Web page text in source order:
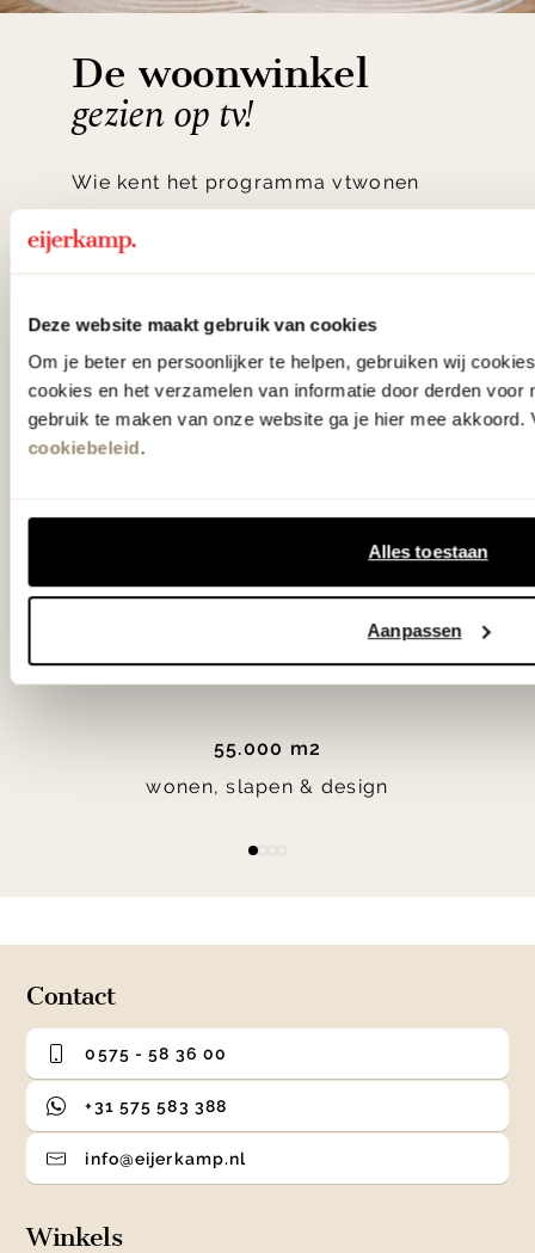
Deze website maakt gebruik van cookies
Om je beter en persoonlijker te helpen, gebruiken wij
cookies en het verzamelen van informatie door derden voor
gebruik te maken van onze website ga je hier mee akkoord.
cookiebeleid.
Alles toestaan
Aanpassen
De woonwinkel
gezien op tv!
Wie kent het programma vtwonen
hebben met liefde de mooiste woon-,
samengesteld met de mooiste
klassiekers en de nieuwste ontwerpen
in verrassende materialen en kleuren!
bereken je route.
Woonwinkel Zutphen
55.000 m2
wonen, slapen & design
Contact
0575 - 58 36 00
+31 575 583 388
info@eijerkamp.nl
Winkels